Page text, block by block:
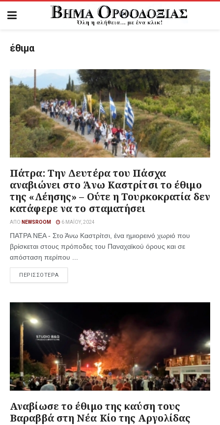
έθιμα
Πάτρα: Την Δευτέρα του Πάσχα
αναβιώνει στο Άνω Καστρίτσι το έθιμο
της «Λέησης» – Ούτε η Τουρκοκρατία δεν
κατάφερε να το σταματήσει
ΑΠΌ NEWSROOM 6 ΜΑΪ́ΟΥ, 2024
ΠΑΤΡΑ ΝΕΑ - Στο Άνω Καστρίτσι, ένα ημιορεινό χωριό που
βρίσκεται στους πρόποδες του Παναχαϊκού όρους και σε
απόσταση περίπου ...
ΠΕΡΙΣΣΟΤΕΡΑ
Αναβίωσε το έθιμο της καύση τους
Βαραββά στη Νέα Κίο της Αργολίδας